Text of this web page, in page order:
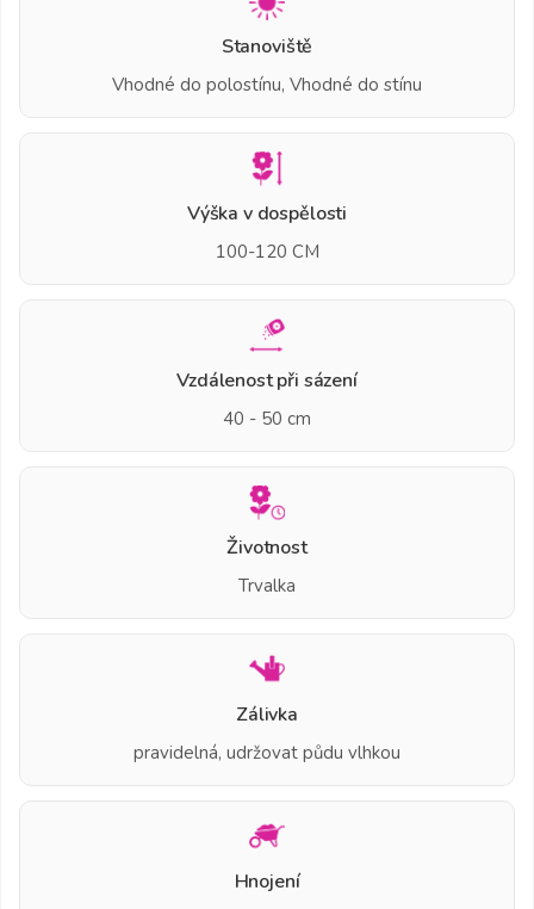
Stanoviště
Vhodné do polostínu, Vhodné do stínu
Výška v dospělosti
100-120 CM
Vzdálenost při sázení
40 - 50 cm
Životnost
Trvalka
Zálivka
pravidelná, udržovat půdu vlhkou
Hnojení